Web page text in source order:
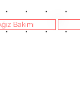
Bakımı